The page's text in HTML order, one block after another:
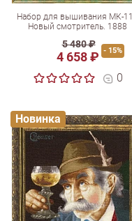
Набор для вышивания МК-
Новый смотритель. 1888
5 480 ₽
4 658 ₽ - 15%
0
Новинка